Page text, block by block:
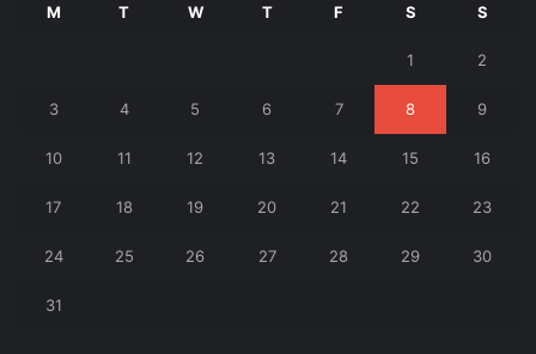
M T W T F S S
1 2
3 4 5 6 7 8 9
10 11 12 13 14 15 16
17 18 19 20 21 22 23
24 25 26 27 28 29 30
31